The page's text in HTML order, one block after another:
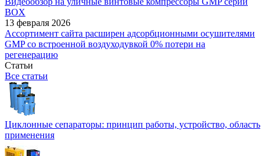
BOX
13 февраля 2026
Ассортимент сайта расширен адсорбционными осушителями
GMP со встроенной воздуходувкой 0% потери на
регенерацию
Статьи
Все статьи
Циклонные сепараторы: принцип работы, устройство, область
применения